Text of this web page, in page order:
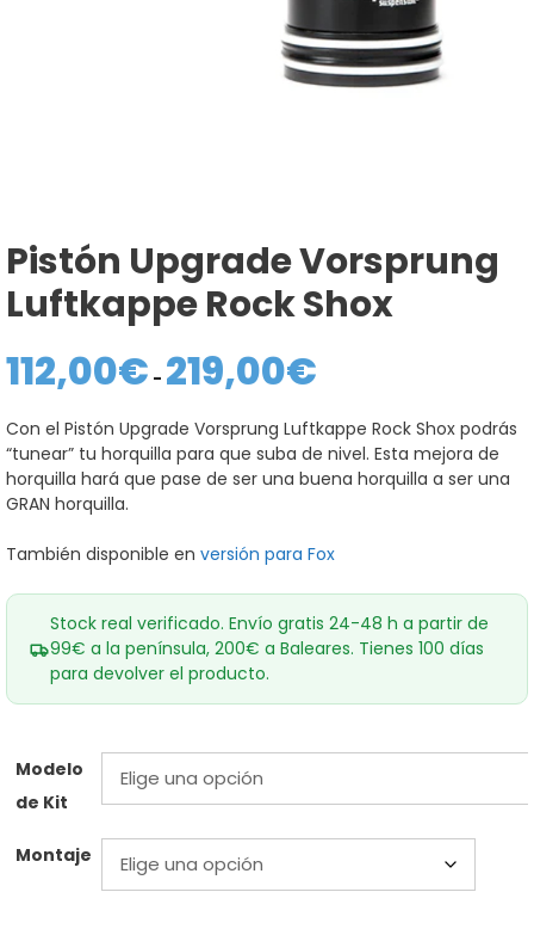
Pistón Upgrade Vorsprung
Luftkappe Rock Shox
112,00€ - 219,00€
desde
112,00€
hasta
219,00€
Con el Pistón Upgrade Vorsprung Luftkappe Rock Shox podrás
“tunear” tu horquilla para que suba de nivel. Esta mejora de
horquilla hará que pase de ser una buena horquilla a ser una
GRAN horquilla.
También disponible en versión para Fox
Stock real verificado. Envío gratis 24-48 h a partir de
99€ a la península, 200€ a Baleares. Tienes 100 días
para devolver el producto.
Modelo
de Kit
Montaje